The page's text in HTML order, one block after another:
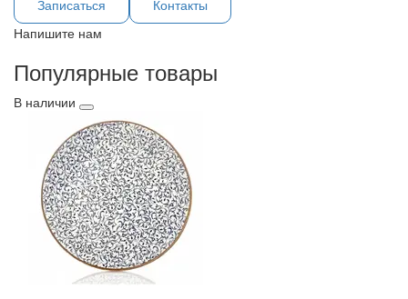
Записаться
Контакты
Напишите нам
Популярные товары
В наличии